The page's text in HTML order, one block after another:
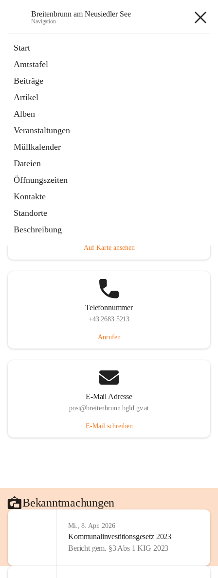
Breitenbrunn am Neusiedler See
Navigation
Start
Amtstafel
Beiträge
Artikel
Alben
Veranstaltungen
Müllkalender
Dateien
Öffnungszeiten
Kontakte
Standorte
Beschreibung
18 Schnellzugriffe
Gemeindeservice
Auf Karte ansehen
Telefonnummer
+43 2683 5213
Anrufen
E-Mail Adresse
post@breitenbrunn.bgld.gv.at
E-Mail schreiben
Bekanntmachungen
Mi., 8. Apr. 2026
Kommunalinvestitionsgesetz 2023
Bericht gem. §3 Abs 1 KIG 2023